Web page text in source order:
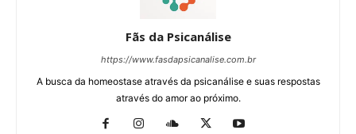
Fãs da Psicanálise
https://www.fasdapsicanalise.com.br
A busca da homeostase através da psicanálise e suas respostas
através do amor ao próximo.